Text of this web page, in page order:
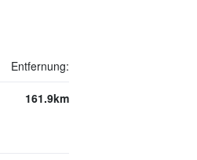
Entfernung:
161.9km